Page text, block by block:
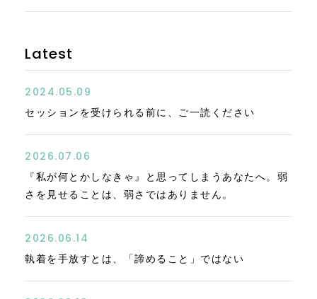
Latest
2024.05.09
セッションを受けられる前に、ご一読ください
2026.07.06
『私が何とかしなきゃ』と思ってしまうあなたへ。弱
さを見せることは、弱さではありません。
2026.06.14
執着を手放すとは、「諦めること」ではない